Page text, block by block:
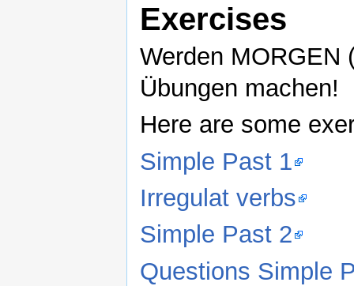
Exercises
Werden MORGEN
Übungen machen!
Here are some
Simple Past 1
Irregulat verbs
Simple Past 2
Questions Simple